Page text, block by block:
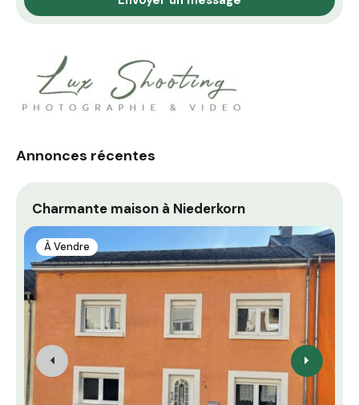
Annonces récentes
Charmante maison à Niederkorn
À Vendre